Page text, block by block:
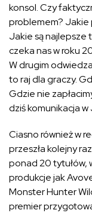
konsol. Czy
problemem?
Jakie są najlepsze
czeka nas w roku
W drugim
to raj dla graczy.
Gdzie nie
dziś komunikacja
Ciasno również w
przeszła kolejny
ponad 20 tytułów,
produkcje jak
Monster Hunter
premier